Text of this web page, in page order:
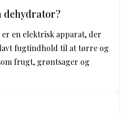
dehydrator?
en elektrisk apparat, der
fugtindhold til at tørre og
frugt, grøntsager og